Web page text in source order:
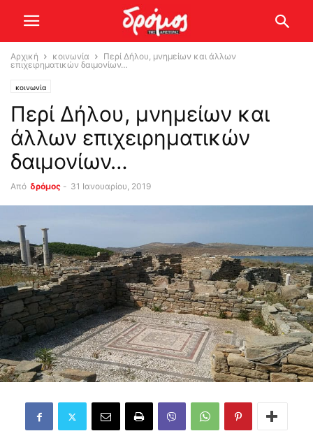
Αρχική κοινωνία
Περί Δήλου, μνημείων και άλλων
επιχειρηματικών δαιμονίων…
κοινωνία
Περί Δήλου, μνημείων και
άλλων επιχειρηματικών
δαιμονίων…
Από δρόμος - 31 Ιανουαρίου, 2019